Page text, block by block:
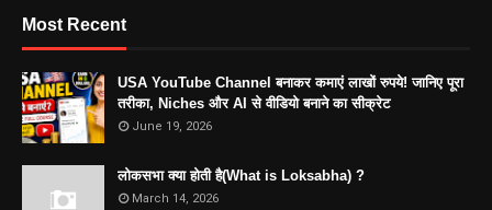
Most Recent
USA YouTube Channel बनाकर कमाएं लाखों रुपये! जानिए पूरा
तरीका, Niches और AI से वीडियो बनाने का सीक्रेट
June 19, 2026
लोकसभा क्या होती है(What is Loksabha) ?
March 14, 2026